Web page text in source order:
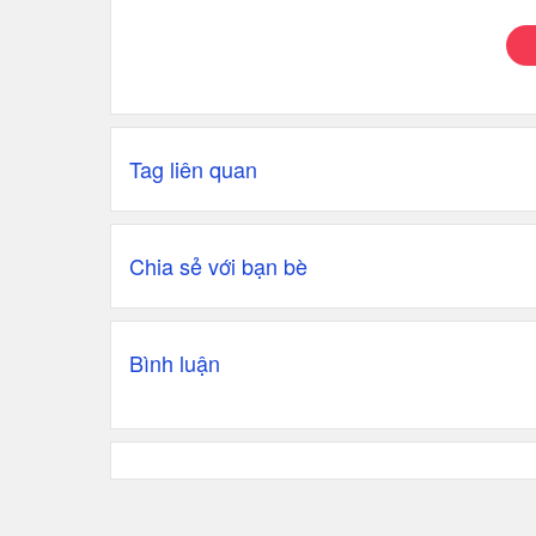
Tag liên quan
Chia sẻ với bạn bè
Bình luận